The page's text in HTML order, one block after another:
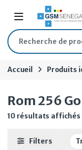
Skip to navigation
Skip to content
Open
Recherche pour :
Accueil Produits
Rom 256 Go
10 résultats affichés
Filters